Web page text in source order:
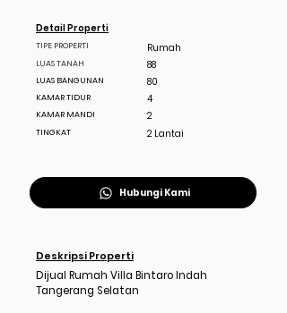
Detail Properti
TIPE PROPERTI
LUAS TANAH
LUAS BANGUNAN
KAMAR TIDUR
KAMAR MANDI
TINGKAT
Rumah
88
80
4
2
2 Lantai
Hubungi Kami
Deskripsi Properti
Dijual Rumah Villa Bintaro Indah
Tangerang Selatan